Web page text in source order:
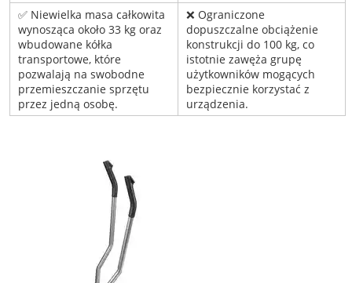
✅ Niewielka masa całkowita
wynosząca około 33 kg oraz
wbudowane kółka
transportowe, które
pozwalają na swobodne
przemieszczanie sprzętu
przez jedną osobę.
❌ Ograniczone
dopuszczalne obciążenie
konstrukcji do 100 kg, co
istotnie zawęża grupę
użytkowników mogących
bezpiecznie korzystać z
urządzenia.